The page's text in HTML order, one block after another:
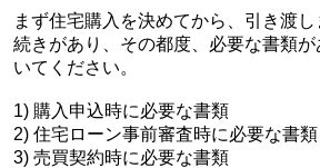
まず住宅購入を決めてから、引き渡
続きがあり、その都度、必要な書類
いてください。
1) 購入申込時に必要な書類
2) 住宅ローン事前審査時に必要な書類
3) 売買契約時に必要な書類